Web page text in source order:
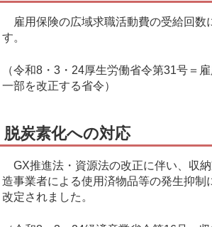
雇用保険の広域求職活動費の受給回数
す。
（令和8・3・24厚生労働省令第31号＝
一部を改正する省令）
脱炭素化への対応
GX推進法・資源法の改正に伴い、収
造事業者による使用済物品等の発生抑制
改定されました。